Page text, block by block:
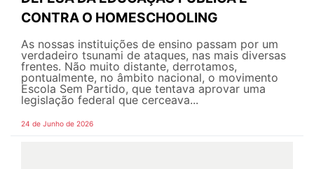
CONTRA O HOMESCHOOLING
As nossas instituições de ensino passam por um
verdadeiro tsunami de ataques, nas mais diversas
frentes. Não muito distante, derrotamos,
pontualmente, no âmbito nacional, o movimento
Escola Sem Partido, que tentava aprovar uma
legislação federal que cerceava...
24 de Junho de 2026